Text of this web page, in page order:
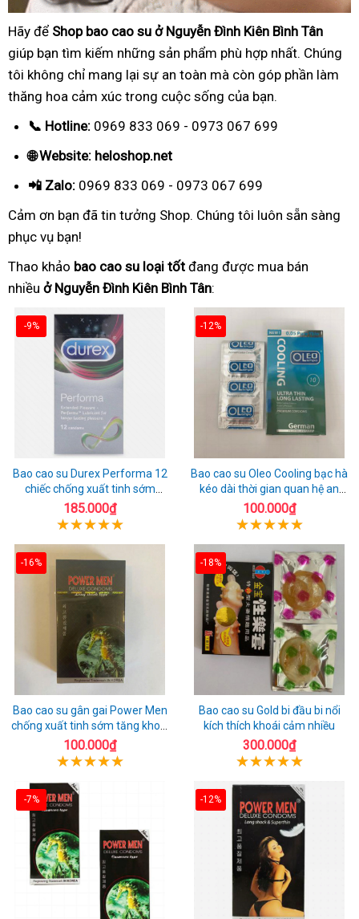
Hãy để Shop bao cao su ở Nguyễn Đình Kiên Bình Tân
giúp bạn tìm kiếm những sản phẩm phù hợp nhất. Chúng
tôi không chỉ mang lại sự an toàn mà còn góp phần làm
thăng hoa cảm xúc trong cuộc sống của bạn.
📞 Hotline: 0969 833 069 - 0973 067 699
🌐 Website: heloshop.net
📲 Zalo: 0969 833 069 - 0973 067 699
Cảm ơn bạn đã tin tưởng Shop. Chúng tôi luôn sẵn sàng
phục vụ bạn!
Thao khảo bao cao su loại tốt đang được mua bán
nhiều ở Nguyễn Đình Kiên Bình Tân:
-9%
Bao cao su Durex Performa 12
chiếc chống xuất tinh sớm
chuẩn Thái Lan
185.000₫
-12%
Bao cao su Oleo Cooling bạc hà
kéo dài thời gian quan hệ an
toàn
100.000₫
-16%
Bao cao su gân gai Power Men
chống xuất tinh sớm tăng khoái
cảm
100.000₫
-18%
Bao cao su Gold bi đầu bi nổi
kích thích khoái cảm nhiều
300.000₫
-7% -12%